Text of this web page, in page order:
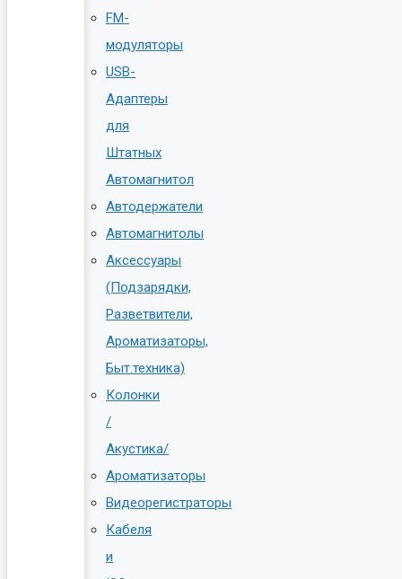
FM-
модуляторы
USB-
Адаптеры
для
Штатных
Автомагнитол
Автодержатели
Автомагнитолы
Аксессуары
(Подзарядки,
Разветвители,
Ароматизаторы,
Быт.техника)
Колонки
/
Акустика/
Ароматизаторы
Видеорегистраторы
Кабеля
и